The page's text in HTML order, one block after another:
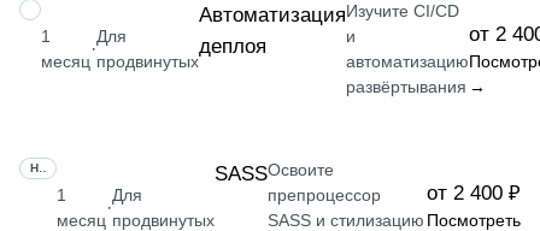
НАВЫК
1
месяц
·
Для
продвинутых
Автоматизация
деплоя
Изучите CI/CD
и
автоматизацию
развёртывания
от 2
→
1
месяц
·
Для
продвинутых
SASSОсвоите
препроцессор
SASS и стилизацию
от 2 400 ₽
Посмотреть